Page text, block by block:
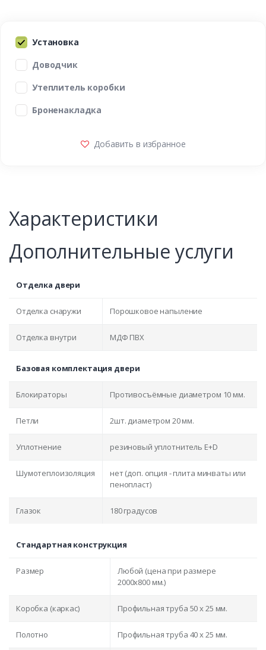
Установка
Доводчик
Утеплитель коробки
Броненакладка
Добавить в избранное
Характеристики
Дополнительные услуги
Отделка двери
Отделка снаружи Порошковое напыление
Отделка внутри МДФ ПВХ
Базовая комплектация двери
Блокираторы Противосъёмные диаметром 10 мм.
Петли 2шт. диаметром 20 мм.
Уплотнение резиновый уплотнитель E+D
Шумотеплоизоляция
нет (доп. опция - плита минваты или
пенопласт)
Глазок 180 градусов
Стандартная конструкция
Размер
Любой (цена при размере
2000x800 мм.)
Коробка (каркас) Профильная труба 50 х 25 мм.
Полотно Профильная труба 40 х 25 мм.